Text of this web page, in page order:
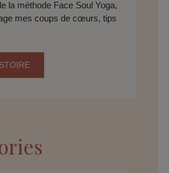
la méthode Face Soul Yoga,
mes coups de cœurs, tips